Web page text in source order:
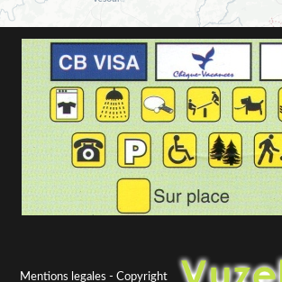
Mentions legales - Copyright